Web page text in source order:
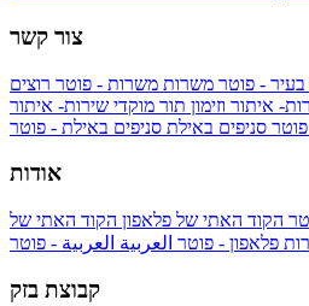
צור קשר
בעיר - פוטר משרות משרות - פוטר רוצים
איתור וזימון תור מוקדי שירות- איתור
סניפים באילת סניפים באילת - פוטר
אודות
הקוד האתי של פלאפון הקוד האתי של
פלאפון - פוטר العربية العربية - פוטר
קבוצת בזק